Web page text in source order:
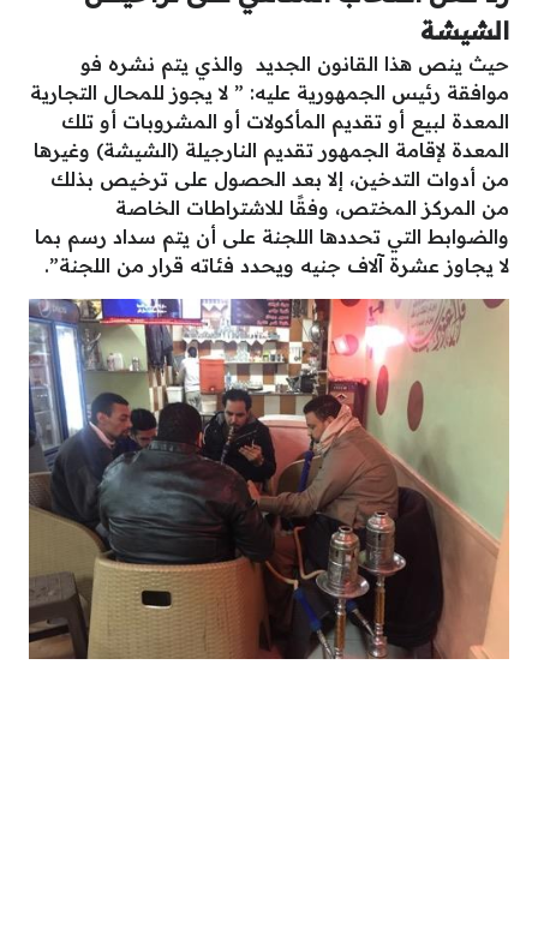
الشيشة
حيث ينص هذا القانون الجديد والذي يتم نشره فو
موافقة رئيس الجمهورية عليه: ” لا يجوز للمحال التجارية
المعدة لبيع أو تقديم المأكولات أو المشروبات أو تلك
المعدة لإقامة الجمهور تقديم النارجيلة (الشيشة) وغيرها
من أدوات التدخين، إلا بعد الحصول على ترخيص بذلك
من المركز المختص، وفقًا للاشتراطات الخاصة
والضوابط التي تحددها اللجنة على أن يتم سداد رسم بما
لا يجاوز عشرة آلاف جنيه ويحدد فئاته قرار من اللجنة”.